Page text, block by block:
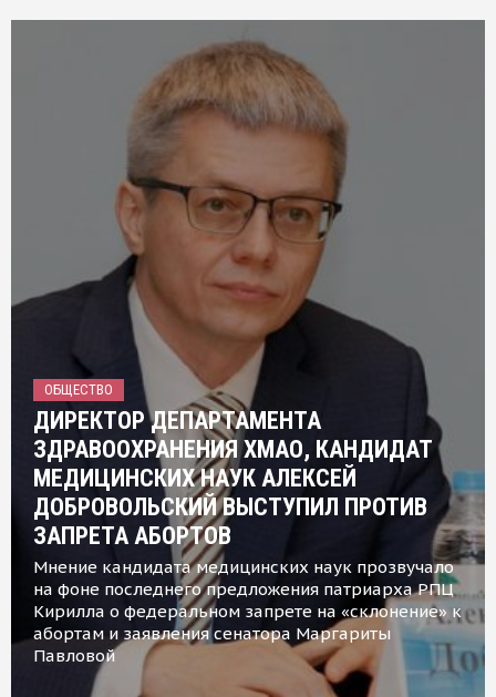
ОБЩЕСТВО
ДИРЕКТОР ДЕПАРТАМЕНТА
ЗДРАВООХРАНЕНИЯ ХМАО, КАНДИДАТ
МЕДИЦИНСКИХ НАУК АЛЕКСЕЙ
ДОБРОВОЛЬСКИЙ ВЫСТУПИЛ ПРОТИВ
ЗАПРЕТА АБОРТОВ
Мнение кандидата медицинских наук прозвучало
на фоне последнего предложения патриарха РПЦ
Кирилла о федеральном запрете на «склонение» к
абортам и заявления сенатора Маргариты
Павловой